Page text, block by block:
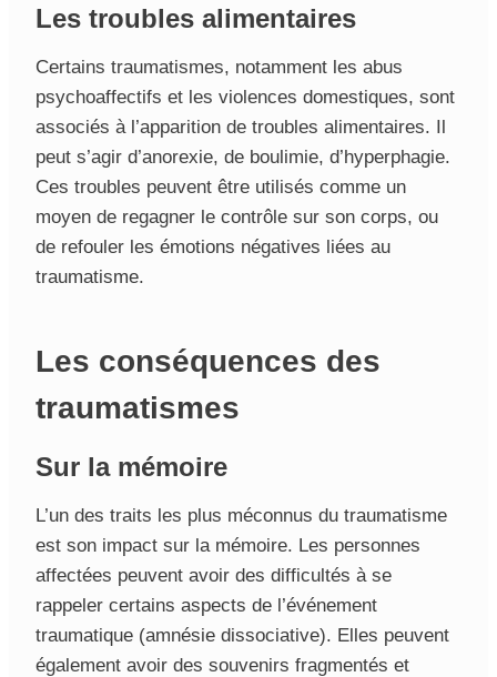
Les troubles alimentaires
Certains traumatismes, notamment les abus
psychoaffectifs et les violences domestiques, sont
associés à l’apparition de troubles alimentaires. Il
peut s’agir d’anorexie, de boulimie, d’hyperphagie.
Ces troubles peuvent être utilisés comme un
moyen de regagner le contrôle sur son corps, ou
de refouler les émotions négatives liées au
traumatisme.
Les conséquences des
traumatismes
Sur la mémoire
L’un des traits les plus méconnus du traumatisme
est son impact sur la mémoire. Les personnes
affectées peuvent avoir des difficultés à se
rappeler certains aspects de l’événement
traumatique (amnésie dissociative). Elles peuvent
également avoir des souvenirs fragmentés et